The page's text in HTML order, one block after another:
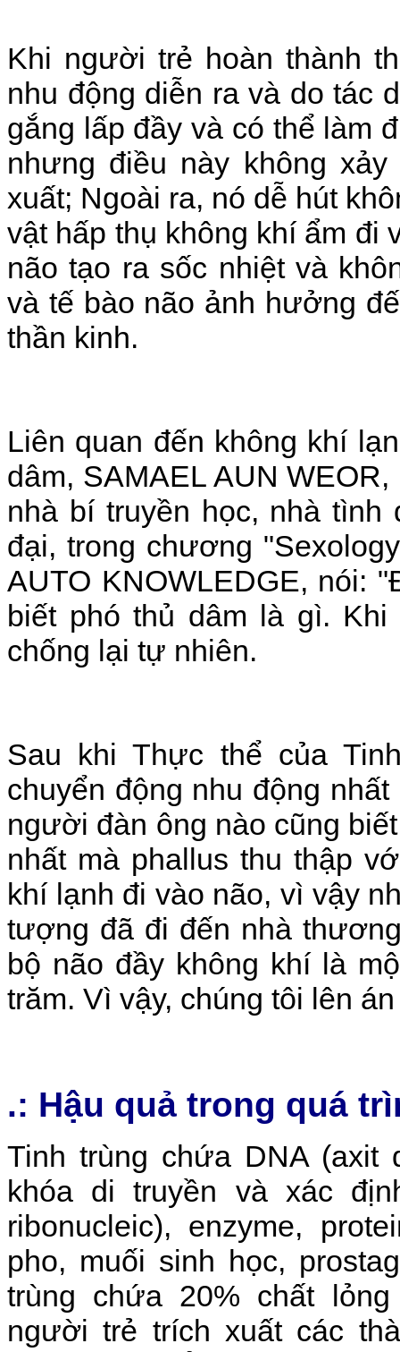
Khi người trẻ hoàn thành
nhu động diễn ra và do tác
gắng lấp đầy và có thể làm
nhưng điều này không
xuất; Ngoài ra, nó dễ hút
vật hấp thụ không khí ẩm đi
não tạo ra sốc nhiệt và
và tế bào não ảnh hưởng
thần kinh.
Liên quan đến không khí
dâm, SAMAEL AUN
nhà bí truyền học, nhà
đại, trong chương
AUTO KNOWLEDGE, nói:
biết phó thủ dâm là gì.
chống lại tự nhiên.
Sau khi Thực thể của
chuyển động nhu động
người đàn ông nào cũng
nhất mà phallus thu thập
khí lạnh đi vào não, vì vậy
tượng đã đi đến nhà
bộ não đầy không khí là
trăm. Vì vậy, chúng tôi lên
.: Hậu quả trong quá
Tinh trùng chứa DNA (axit
khóa di truyền và xác
ribonucleic), enzyme,
pho, muối sinh học,
trùng chứa 20% chất lỏng
người trẻ trích xuất các